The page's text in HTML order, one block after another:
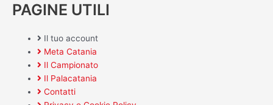
PAGINE UTILI
Il tuo account
Meta Catania
Il Campionato
Il Palacatania
Contatti